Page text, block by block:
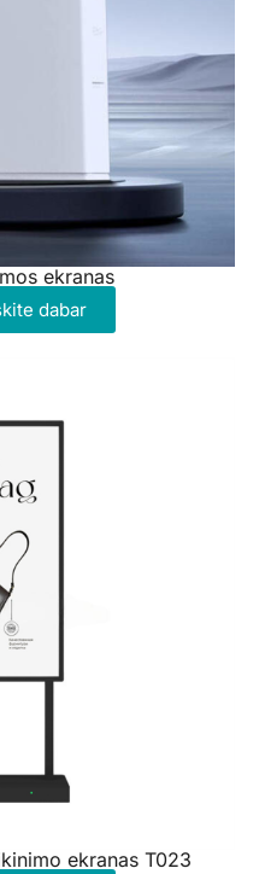
ekranas
dabar
ekranas T023